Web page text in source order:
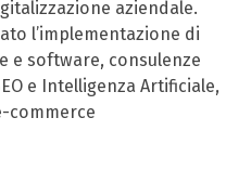
aziendale.
l’implementazione di
e software, consulenze
e Intelligenza Artificiale,
commerce